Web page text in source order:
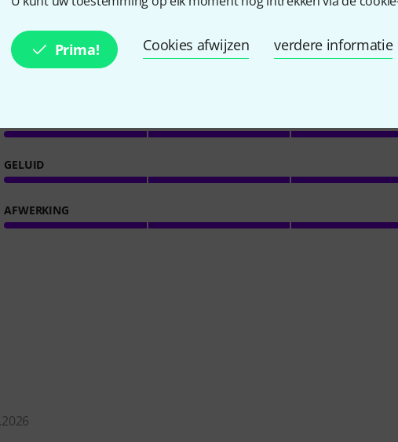
Prima! Cookies afwijzen verdere informatie
6Klantenbeoordelingen
GELUID
AFWERKING